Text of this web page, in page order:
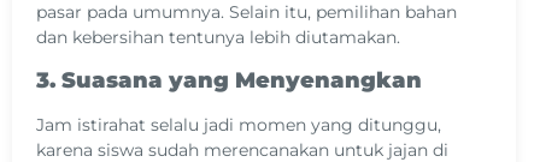
pasar pada umumnya. Selain itu, pemilihan bahan
dan kebersihan tentunya lebih diutamakan.
3. Suasana yang Menyenangkan
Jam istirahat selalu jadi momen yang ditunggu,
karena siswa sudah merencanakan untuk jajan di